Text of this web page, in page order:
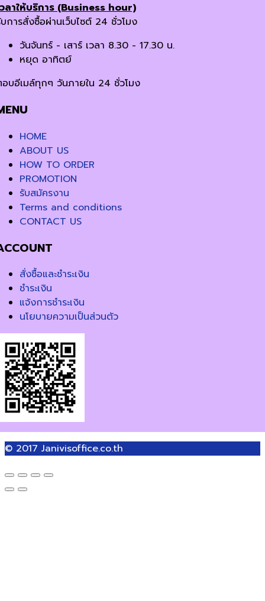
ลาให้บริการ (Business hour)
การสั่งซื้อผ่านเว็บไซต์ 24 ชั่วโมง
วันจันทร์ - เสาร์ เวลา 8.30 - 17.30 น.
หยุด อาทิตย์
บอีเมล์ทุกๆ วันภายใน 24 ชั่วโมง
HOME
ABOUT US
HOW TO ORDER
PROMOTION
รับสมัครงาน
Terms and conditions
CONTACT US
สั่งซื้อและชำระเงิน
ชำระเงิน
แจ้งการชำระเงิน
นโยบายความเป็นส่วนตัว
© 2017 Janivisoffice.co.th